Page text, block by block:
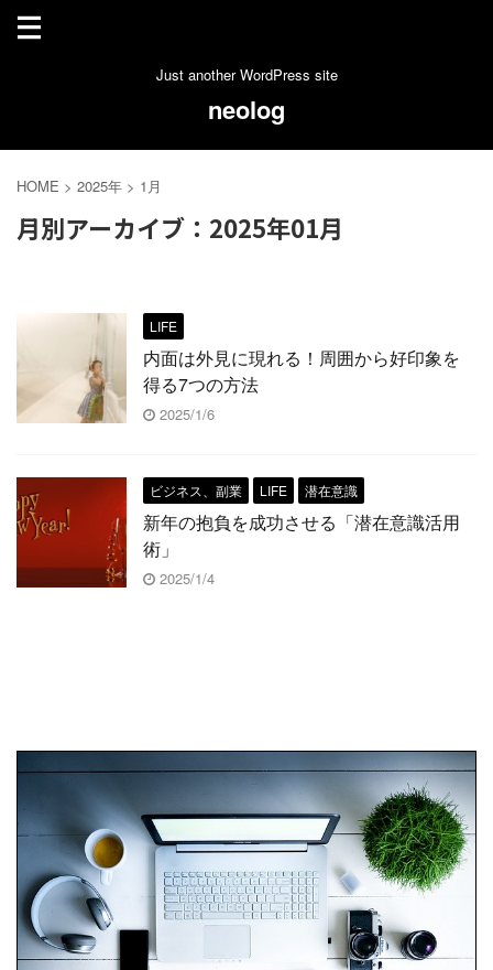
Just another WordPress site
neolog
HOME > 2025年 > 1月
月別アーカイブ：2025年01月
LIFE
内面は外見に現れる！周囲から好印象を
得る7つの方法
2025/1/6
ビジネス、副業 LIFE 潜在意識
新年の抱負を成功させる「潜在意識活用
術」
2025/1/4